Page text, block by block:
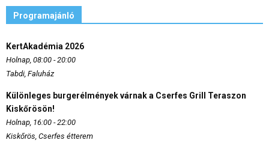
Programajánló
KertAkadémia 2026
Holnap, 08:00 - 20:00
Tabdi, Faluház
Különleges burgerélmények várnak a Cserfes Grill Teraszon
Kiskőrösön!
Holnap, 16:00 - 22:00
Kiskőrös, Cserfes étterem